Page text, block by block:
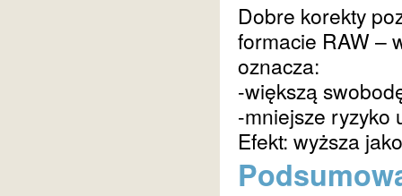
Dobre korekty
formacie RAW –
oznacza:
-większą
-mniejsze ryzyko
Efekt: wyższa